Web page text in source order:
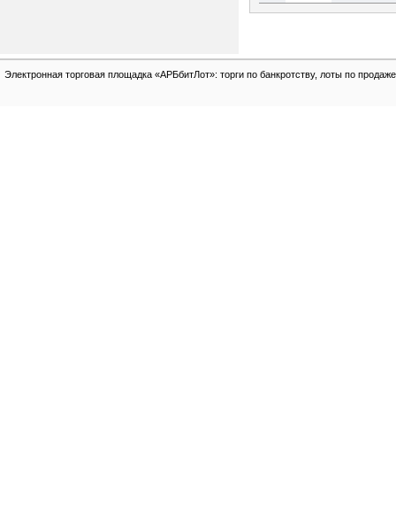
Электронная торговая площадка «АРБбитЛот»: торги по банкротству, лоты по